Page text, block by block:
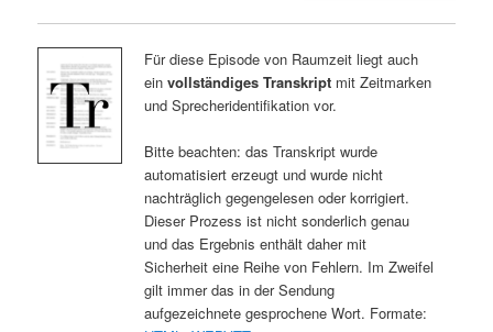
Für diese Episode von Raumzeit liegt auch
ein vollständiges Transkriptmit Zeitmarken
und Sprecheridentifikation vor.
Bitte beachten: das Transkript wurde
automatisiert erzeugt und wurde nicht
nachträglich gegengelesen oder korrigiert.
Dieser Prozess ist nicht sonderlich genau
und das Ergebnis enthält daher mit
Sicherheit eine Reihe von Fehlern. Im Zweifel
gilt immer das in der Sendung
aufgezeichnete gesprochene Wort. Formate: